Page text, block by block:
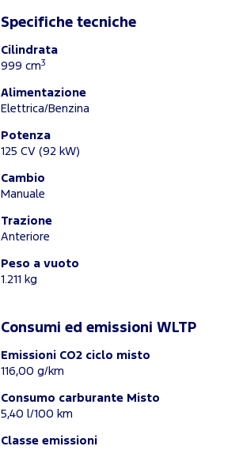
Specifiche tecniche
Cilindrata
999 cm3
Alimentazione
Elettrica/Benzina
Potenza
125 CV (92 kW)
Cambio
Manuale
Trazione
Anteriore
Peso a vuoto
1.211 kg
Consumi ed emissioni WLTP
Emissioni CO2 ciclo misto
116,00 g/km
Consumo carburante Misto
5,40 l/100 km
Classe emissioni